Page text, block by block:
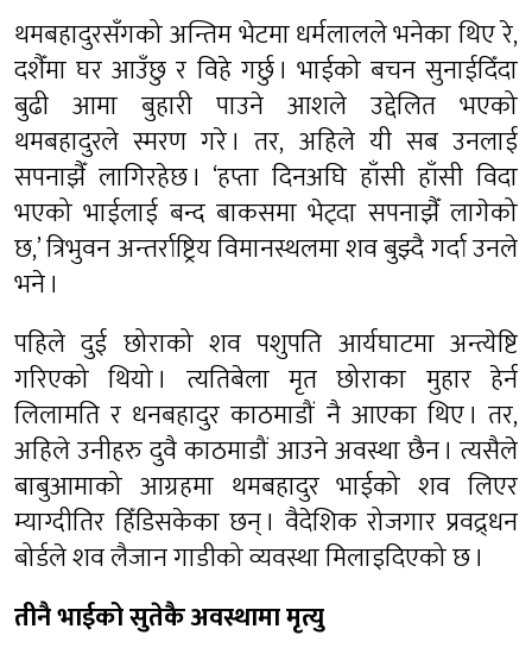
थमबहादुरसँगको अन्तिम भेटमा धर्मलालले भनेका थिए रे,
दशैँमा घर आउँछु र विहे गर्छु । भाईको बचन सुनाईदिँदा
बुढी आमा बुहारी पाउने आशले उद्देलित भएको
थमबहादुरले स्मरण गरे । तर, अहिले यी सब उनलाई
सपनाझैँ लागिरहेछ । ‘हप्ता दिनअघि हाँसी हाँसी विदा
भएको भाईलाई बन्द बाकसमा भेट्दा सपनाझैँ लागेको
छ,’ त्रिभुवन अन्तर्राष्ट्रिय विमानस्थलमा शव बुझ्दै गर्दा उनले
भने ।
पहिले दुई छोराको शव पशुपति आर्यघाटमा अन्त्येष्टि
गरिएको थियो । त्यतिबेला मृत छोराका मुहार हेर्न
लिलामति र धनबहादुर काठमाडौं नै आएका थिए । तर,
अहिले उनीहरु दुवै काठमाडौं आउने अवस्था छैन । त्यसैले
बाबुआमाको आग्रहमा थमबहादुर भाईको शव लिएर
म्याग्दीतिर हिँडिसकेका छन् । वैदेशिक रोजगार प्रवद्र्धन
बोर्डले शव लैजान गाडीको व्यवस्था मिलाइदिएको छ ।
तीनै भाईको सुतेकै अवस्थामा मृत्यु